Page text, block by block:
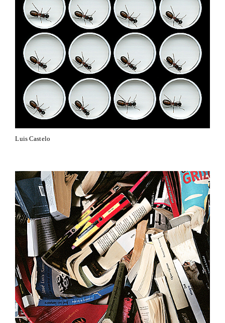
Luis Castelo